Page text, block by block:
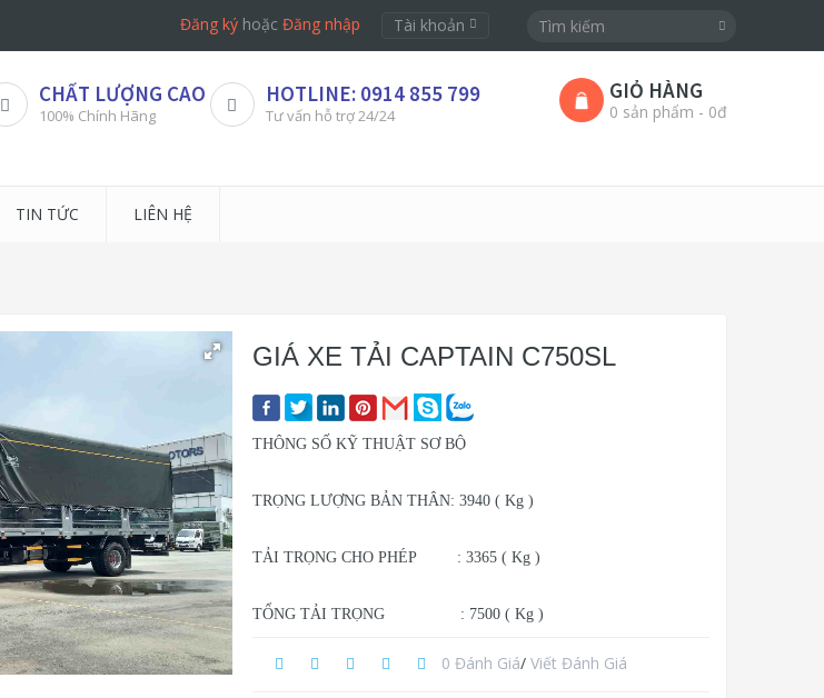
Đăng ký hoặcĐăng nhập Tài khoản
CHẤT LƯỢNG CAO
100% Chính Hãng
HOTLINE: 0914 855 799
Tư vấn hỗ trợ 24/24
GIỎ HÀNG
0 sản phẩm - 0đ
TIN TỨC LIÊN HỆ
GIÁ XE TẢI CAPTAIN C750SL
THÔNG SỐ KỸ THUẬT SƠ BỘ
TRỌNG LƯỢNG BẢN THÂN: 3940 ( Kg )
TẢI TRỌNG CHO PHÉP : 3365 ( Kg )
TỔNG TẢI TRỌNG : 7500 ( Kg )
0 Đánh Giá/ Viết Đánh Giá